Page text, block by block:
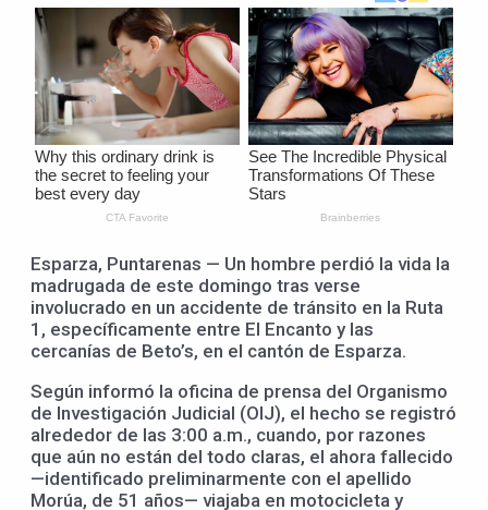
Esparza, Puntarenas — Un hombre perdió la vida la
madrugada de este domingo tras verse
involucrado en un accidente de tránsito en la Ruta
1, específicamente entre El Encanto y las
cercanías de Beto’s, en el cantón de Esparza.
Según informó la oficina de prensa del Organismo
de Investigación Judicial (OIJ), el hecho se registró
alrededor de las 3:00 a.m., cuando, por razones
que aún no están del todo claras, el ahora fallecido
—identificado preliminarmente con el apellido
Morúa, de 51 años— viajaba en motocicleta y